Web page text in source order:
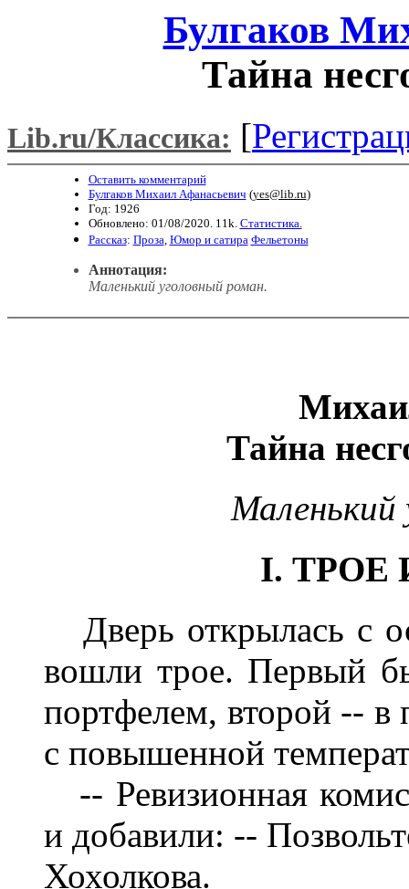
Булгаков
Тайна
Lib.ru/Классика: [
Оставить комментарий
Булгаков Михаил Афанасьевич (yes@lib.ru)
Год: 1926
Обновлено: 01/08/2020. 11k. Статистика.
Рассказ: Проза Юмор и сатира Фельетоны
Аннотация:
Маленький уголовный роман.
Тайна
Маленький
I. ТРОЕ
Дверь открылась с
вошли трое. Первый
портфелем, второй -- в
с повышенной
-- Ревизионная
и добавили: --
Хохолкова.